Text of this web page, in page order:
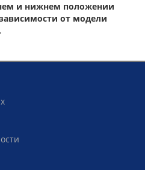
и нижнем положении
от модели